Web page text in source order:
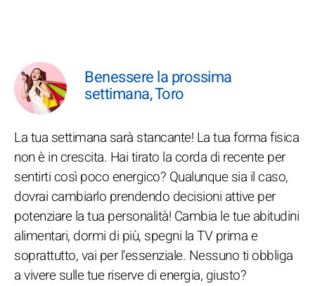
Benessere la prossima
settimana, Toro
La tua settimana sarà stancante! La tua forma fisica
non è in crescita. Hai tirato la corda di recente per
sentirti così poco energico? Qualunque sia il caso,
dovrai cambiarlo prendendo decisioni attive per
potenziare la tua personalità! Cambia le tue abitudini
alimentari, dormi di più, spegni la TV prima e
soprattutto, vai per l'essenziale. Nessuno ti obbliga
a vivere sulle tue riserve di energia, giusto?